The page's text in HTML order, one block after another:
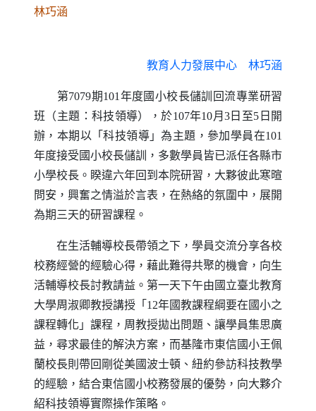
林巧涵
教育人力發展中心 林巧涵
第7079期101年度國小校長儲訓回流專業研習
班（主題：科技領導），於107年10月3日至5日開
辦，本期以「科技領導」為主題，參加學員在101
年度接受國小校長儲訓，多數學員皆已派任各縣市
小學校長。睽違六年回到本院研習，大夥彼此寒暄
問安，興奮之情溢於言表，在熱絡的氛圍中，展開
為期三天的研習課程。
在生活輔導校長帶領之下，學員交流分享各校
校務經營的經驗心得，藉此難得共聚的機會，向生
活輔導校長討教請益。第一天下午由國立臺北教育
大學周淑卿教授講授「12年國教課程綱要在國小之
課程轉化」課程，周教授拋出問題、讓學員集思廣
益，尋求最佳的解決方案，而基隆市東信國小王佩
蘭校長則帶回剛從美國波士頓、紐約參訪科技教學
的經驗，結合東信國小校務發展的優勢，向大夥介
紹科技領導實際操作策略。